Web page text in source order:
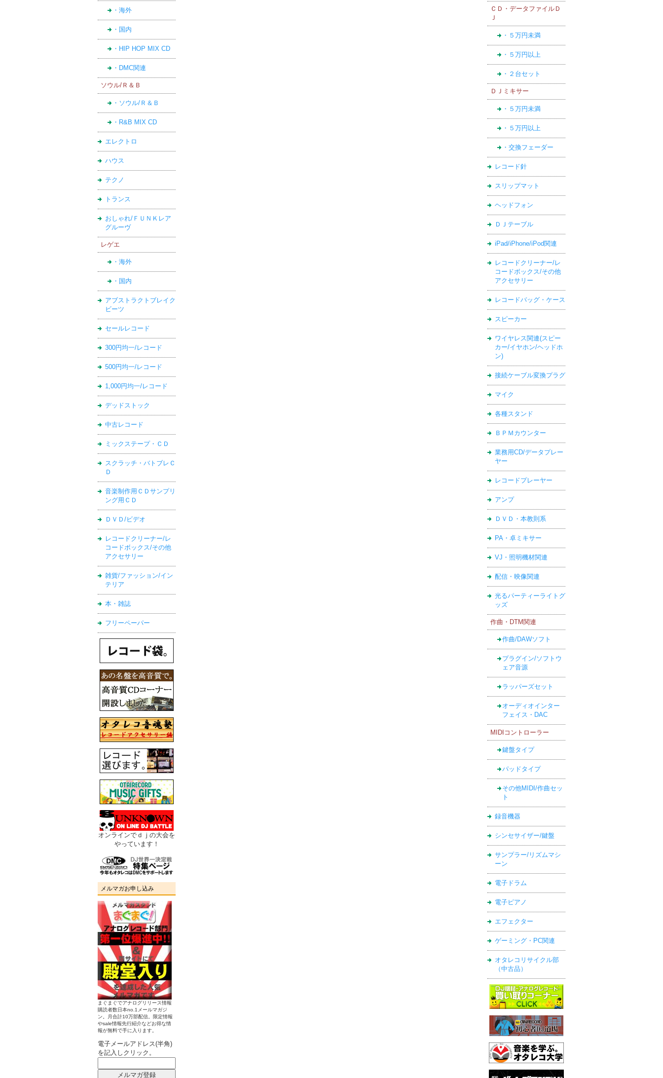
・海外
・国内
・HIP HOP MIX CD
・DMC関連
ソウル/Ｒ＆Ｂ
・ソウル/Ｒ＆Ｂ
・R&B MIX CD
エレクトロ
ハウス
テクノ
トランス
おしゃれ/ＦＵＮＫレア
グルーヴ
レゲエ
・海外
・国内
アブストラクトブレイク
ビーツ
セールレコード
300円均一/レコード
500円均一/レコード
1,000円均一/レコード
デッドストック
中古レコード
ミックステープ・ＣＤ
スクラッチ・バトブレＣ
Ｄ
音楽制作用ＣＤサンプリ
ング用ＣＤ
ＤＶＤ/ビデオ
レコードクリーナー/レ
コードボックス/その他
アクセサリー
雑貨/ファッション/イン
テリア
本・雑誌
フリーペーパー
オンラインでｄｊの大会を
やっています！
メルマガお申し込み
まぐまぐでアナログリリース情報
購読者数日本no.1メールマガジ
ン。月合計10万部配信。限定情報
やsale情報先行紹介などお得な情
報が無料で手に入ります。
電子メールアドレス(半角)
を記入しクリック。
ＣＤ・データファイルＤ
Ｊ
・５万円未満
・５万円以上
・２台セット
ＤＪミキサー
・５万円未満
・５万円以上
・交換フェーダー
レコード針
スリップマット
ヘッドフォン
ＤＪテーブル
iPad/iPhone/iPod関連
レコードクリーナー/レ
コードボックス/その他
アクセサリー
レコードバッグ・ケース
スピーカー
ワイヤレス関連(スピー
カー/イヤホン/ヘッドホ
ン)
接続ケーブル変換プラグ
マイク
各種スタンド
ＢＰＭカウンター
業務用CD/データプレー
ヤー
レコードプレーヤー
アンプ
ＤＶＤ・本教則系
PA・卓ミキサー
VJ・照明機材関連
配信・映像関連
光るパーティーライトグ
ッズ
作曲・DTM関連
作曲/DAWソフト
プラグイン/ソフトウ
ェア音源
ラッパーズセット
オーディオインター
フェイス・DAC
MIDIコントローラー
鍵盤タイプ
パッドタイプ
その他MIDI/作曲セッ
ト
録音機器
シンセサイザー/鍵盤
サンプラー/リズムマシ
ーン
電子ドラム
電子ピアノ
エフェクター
ゲーミング・PC関連
オタレコリサイクル部
（中古品）